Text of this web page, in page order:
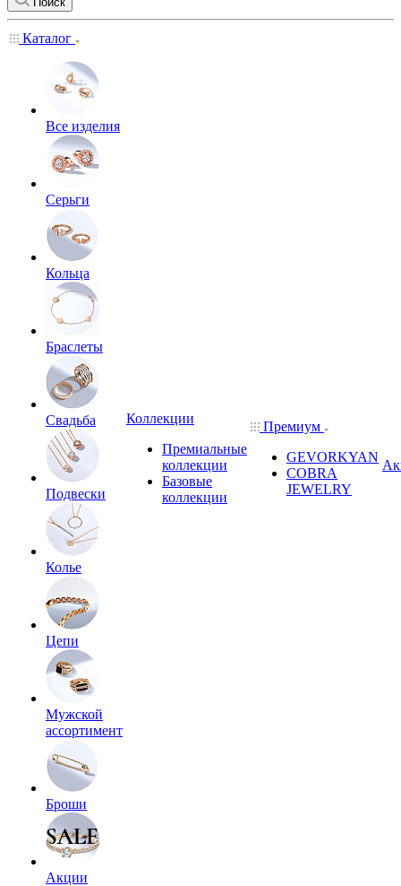
Каталог
Все изделия
Серьги
Кольца
Браслеты
Свадьба
Подвески
Колье
Цепи
Мужской
ассортимент
Броши
Акции
Коллекции
Премиальные
коллекции
Базовые
коллекции
Премиум
GEVORKYAN
COBRA
JEWELRY